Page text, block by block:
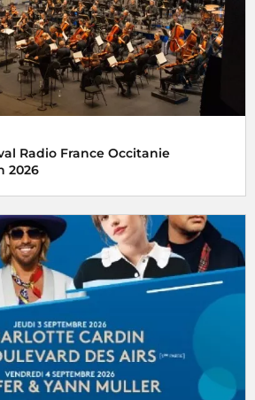
Radio France Occitanie
2026